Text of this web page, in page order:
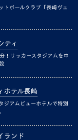
トボールクラブ「長崎ヴェ
ティ
！サッカースタジアムを中
ホテル長崎
ジアムビューホテルで特別
ランド